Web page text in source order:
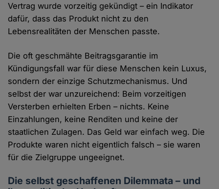
Vertrag wurde vorzeitig gekündigt – ein Indikator
dafür, dass das Produkt nicht zu den
Lebensrealitäten der Menschen passte.
Die oft geschmähte Beitragsgarantie im
Kündigungsfall war für diese Menschen kein Luxus,
sondern der einzige Schutzmechanismus. Und
selbst der war unzureichend: Beim vorzeitigen
Versterben erhielten Erben – nichts. Keine
Einzahlungen, keine Renditen und keine der
staatlichen Zulagen. Das Geld war einfach weg. Die
Produkte waren nicht eigentlich falsch – sie waren
für die Zielgruppe ungeeignet.
Die selbst geschaffenen Dilemmata – und